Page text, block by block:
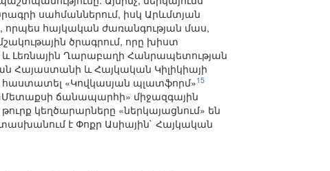
սահմաններում, իսկ Արևմտյան
հայկական ժառանգության մաս,
ծրագրում, որը խիստ
և Լեռնային Ղարաբաղի Հանրապետության
Հայաստանի և Հայկական Կիլիկիայի
հաստատել «Կովկասյան պլատֆորմ»15
ճանապարհի» միջազգային
կեղծարարները «ներկայացնում» են
է Փոքր Ասիային` Հայկական